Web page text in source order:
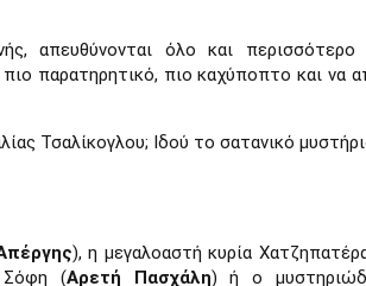
απευθύνονται όλο και
παρατηρητικό, πιο καχύποπτο και να
Τσαλίκογλου; Ιδού το σατανικό
), η μεγαλοαστή κυρία
Σόφη (Αρετή Πασχάλη) ή ο
της
Ελλάδος/εκδόσεων
ΚΟΥΡΟΣ
Δημήτρη Φύκιρη φιλοξενήθηκε
Σεναριογράφων Ελλάδος που
διοργανώθηκε σε συνεργασία
από τις εκδόσεις ΟΤΑΝ
συγκεντρώνει εννέα διηγήματα
ύπαρξης όπου ο χρόνος, η μνήμη, ο
τις ζωές των ηρώων. Η